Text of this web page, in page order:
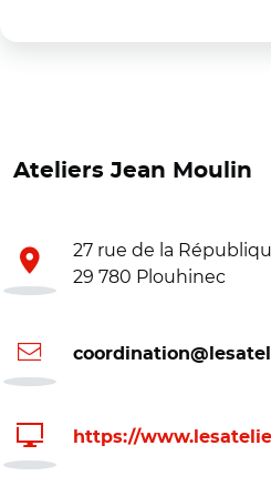
Ateliers Jean Moulin
27 rue de la
29 780 Plouhinec
https://